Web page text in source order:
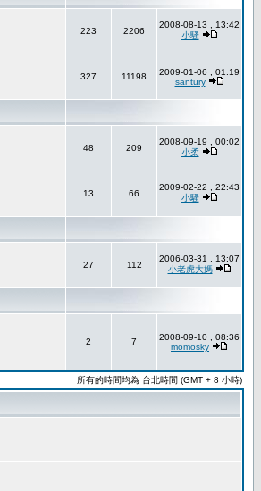
223 2206
2008-08-13 , 13:42
小騷
327 11198
2009-01-06 , 01:19
santury
48 209
2008-09-19 , 00:02
小柔
13 66
2009-02-22 , 22:43
小騷
27 112
2006-03-31 , 13:07
小老虎大媽
2 7
2008-09-10 , 08:36
momosky
所有的時間均為 台北時間 (GMT + 8 小時)